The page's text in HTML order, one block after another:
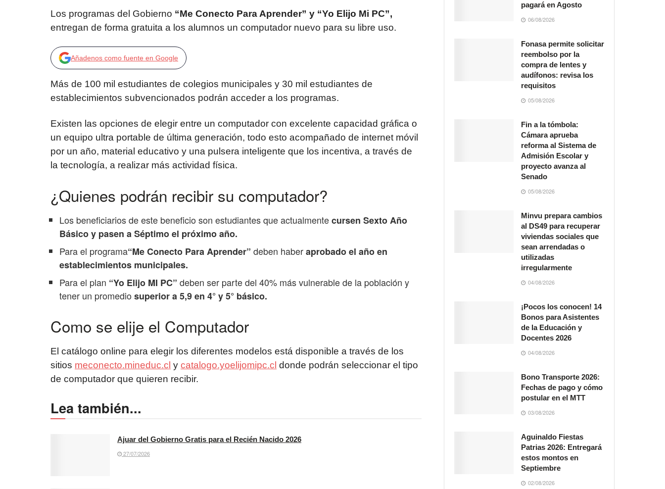
Los programas del Gobierno “Me Conecto Para Aprender” y “Yo Elijo Mi PC”,
entregan de forma gratuita a los alumnos un computador nuevo para su libre uso.
Añadenos como fuente en Google
Más de 100 mil estudiantes de colegios municipales y 30 mil estudiantes de
establecimientos subvencionados podrán acceder a los programas.
Existen las opciones de elegir entre un computador con excelente capacidad gráfica o
un equipo ultra portable de última generación, todo esto acompañado de internet móvil
por un año, material educativo y una pulsera inteligente que los incentiva, a través de
la tecnología, a realizar más actividad física.
¿Quienes podrán recibir su computador?
Los beneficiarios de este beneficio son estudiantes que actualmentecursen Sexto Año
Básico y pasen a Séptimo el próximo año.
Para el programa“Me Conecto Para Aprender” deben haberaprobado el año en
establecimientos municipales.
Para el plan “Yo Elijo MI PC” deben ser parte del 40% más vulnerable de la población y
tener un promedio superior a 5,9 en 4° y 5° básico.
Como se elije el Computador
El catálogo online para elegir los diferentes modelos está disponible a través de los
sitios meconecto.mineduc.cl y catalogo.yoelijomipc.cl donde podrán seleccionar el tipo
de computador que quieren recibir.
Lea también...
Ajuar del Gobierno Gratis para el Recién Nacido 2026
27/07/2026
pagará en Agosto
06/08/2026
Fonasa permite solicitar
reembolso por la
compra de lentes y
audífonos: revisa los
requisitos
05/08/2026
Fin a la tómbola:
Cámara aprueba
reforma al Sistema de
Admisión Escolar y
proyecto avanza al
Senado
05/08/2026
Minvu prepara cambios
al DS49 para recuperar
viviendas sociales que
sean arrendadas o
utilizadas
irregularmente
04/08/2026
¡Pocos los conocen! 14
Bonos para Asistentes
de la Educación y
Docentes 2026
04/08/2026
Bono Transporte 2026:
Fechas de pago y cómo
postular en el MTT
03/08/2026
Aguinaldo Fiestas
Patrias 2026: Entregará
estos montos en
Septiembre
02/08/2026